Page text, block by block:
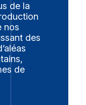
de la
nos
des
de